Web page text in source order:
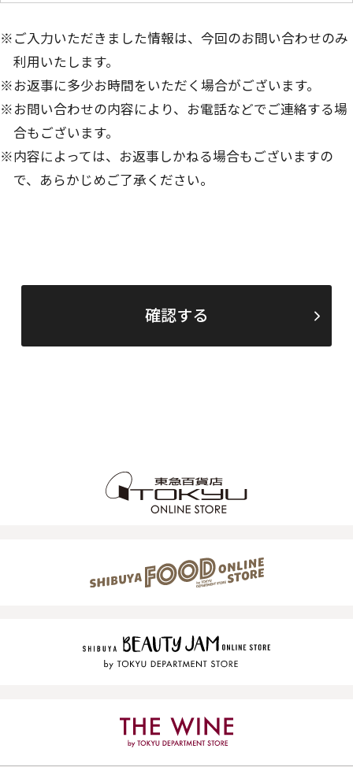
※ご入力いただきました情報は、今回のお問い合わせのみ
利用いたします。
※お返事に多少お時間をいただく場合がございます。
※お問い合わせの内容により、お電話などでご連絡する場
合もございます。
※内容によっては、お返事しかねる場合もございますの
で、あらかじめご了承ください。
確認する